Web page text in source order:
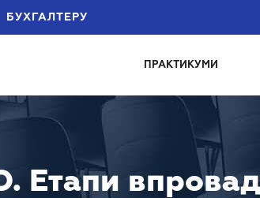
БУХГАЛТЕРУ
ПРАКТИКУМИ
Етапи